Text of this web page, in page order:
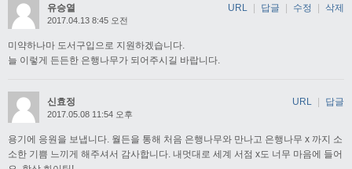
유승열
2017.04.13 8:45 오전
미약하나마 도서구입으로 지원하겠습니다.
늘 이렇게 든든한 은행나무가 되어주시길 바랍니다.
URL | 답글 | 수정 | 삭제
신효정
2017.05.08 11:54 오후
용기에 응원을 보냅니다. 월든을 통해 처음 은행나무와 만나고 은행나무 x 까지 소
소한 기쁨 느끼게 해주셔서 감사합니다. 내멋대로 세계 서점 x도 너무 마음에 들어
URL | 답글